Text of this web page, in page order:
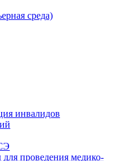
среда)
инвалидов
проведения медико-